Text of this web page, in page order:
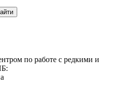
по работе с редкими и